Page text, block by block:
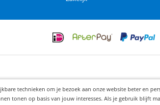
technieken om je bezoek aan onze website beter en
tonen op basis van jouw interesses. Als je gebruik blijft